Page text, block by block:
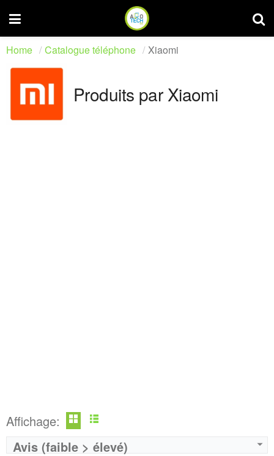
Home Catalogue téléphone Xiaomi
Produits par Xiaomi
Affichage:
Avis (faible > élevé)